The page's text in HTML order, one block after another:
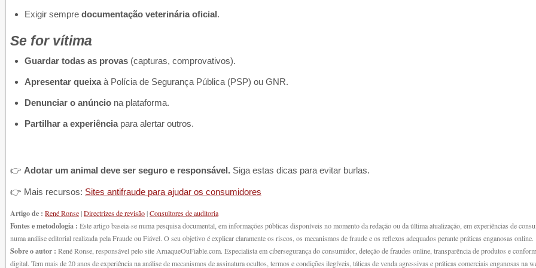
Exigir sempre documentação veterinária oficial.
Se for vítima
Guardar todas as provas (capturas, comprovativos).
Apresentar queixaà Polícia de Segurança Pública (PSP) ou GNR.
Denunciar o anúncio na plataforma.
Partilhar a experiênciapara alertar outros.
👉 Adotar um animal deve ser seguro e responsável. Siga estas dicas para evitar burlas.
👉 Mais recursos: Sites antifraude para ajudar os consumidores
Artigo de : René Ronse|Directrizes de revisão|Consultores de auditoria
Fontes e metodologia : Este artigo baseia-se numa pesquisa documental, em informações públicas disponíveis no momento da redação ou da última atualização, em experiências de
numa análise editorial realizada pela Fraude ou Fiável. O seu objetivo é explicar claramente os riscos, os mecanismos de fraude e os reflexos adequados perante práticas enganosas online.
Sobre o autor : René Ronse, responsável pelo site ArnaqueOuFiable.com. Especialista em cibersegurança do consumidor, deteção de fraudes online, transparência de produtos e
digital. Tem mais de 20 anos de experiência na análise de mecanismos de assinatura ocultos, termos e condições ilegíveis, táticas de venda agressivas e práticas comerciais enganosas na